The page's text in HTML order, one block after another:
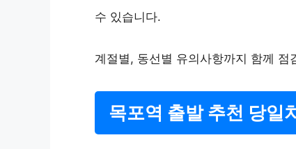
수 있습니다.
계절별, 동선별 유의사항까지 함께
목포역 출발 추천 당일